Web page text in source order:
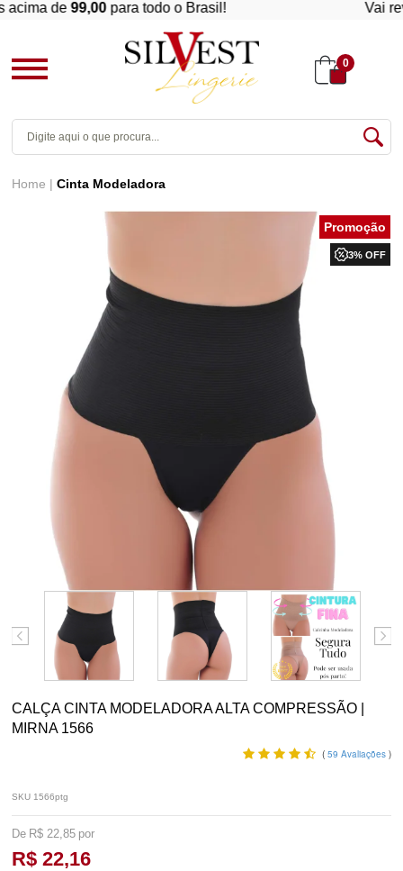
de99,00para todo o Brasil! Vai
0
Home Cinta Modeladora
3% OFF
CALÇA CINTA MODELADORA ALTA COMPRESSÃO |
MIRNA 1566
( 59 Avaliações )
SKU 1566ptg
R$ 22,85
R$ 22,16